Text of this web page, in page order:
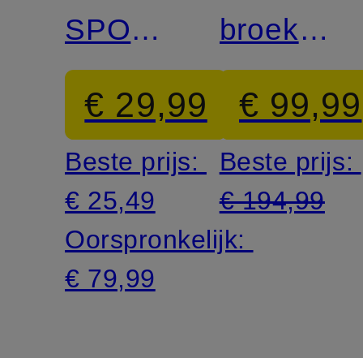
SPORTSWEAR
EVERYTHING
€ 29,99
Beste prijs:
€ 25,49
Oorspronkelijk:
€ 79,99
broek
ACG
SMITH
SUMMIT
€ 99,99
Beste prijs:
€ 194,99